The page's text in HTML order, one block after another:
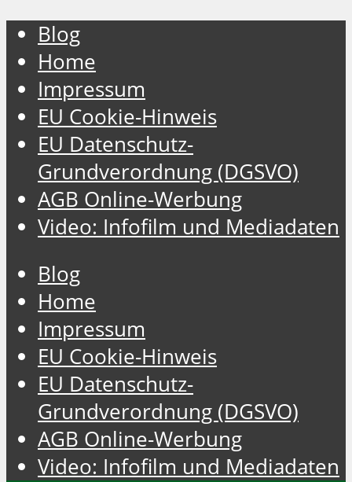
Blog
Home
Impressum
EU Cookie-Hinweis
EU Datenschutz-
Grundverordnung (DGSVO)
AGB Online-Werbung
Video: Infofilm und Mediadaten
Blog
Home
Impressum
EU Cookie-Hinweis
EU Datenschutz-
Grundverordnung (DGSVO)
AGB Online-Werbung
Video: Infofilm und Mediadaten